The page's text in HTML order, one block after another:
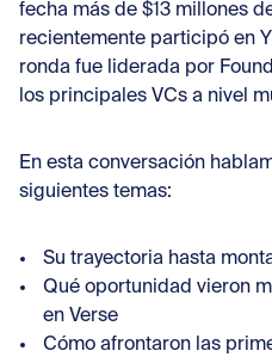
fecha más de $13 millones
recientemente participó en
ronda fue liderada por
los principales VCs a nivel
En esta conversación
siguientes temas:
Su trayectoria hasta
Qué oportunidad vieron
en Verse
Cómo afrontaron las